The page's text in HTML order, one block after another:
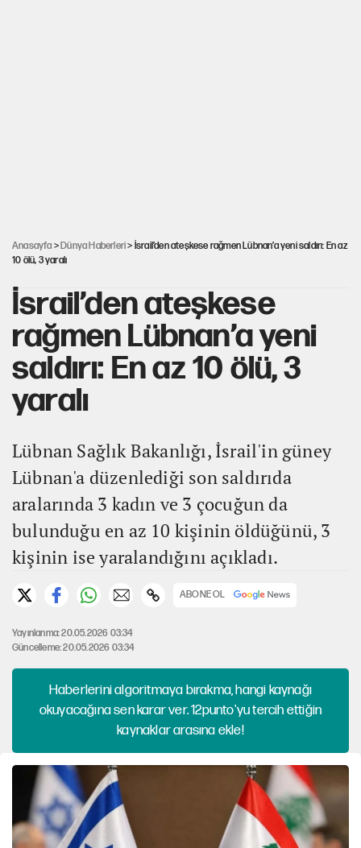
Anasayfa >Dünya Haberleri> İsrail’den ateşkese rağmen Lübnan’a yeni saldırı: En az
10 ölü, 3 yaralı
İsrail’den ateşkese
rağmen Lübnan’a yeni
saldırı: En az 10 ölü, 3
yaralı
Lübnan Sağlık Bakanlığı, İsrail'in güney
Lübnan'a düzenlediği son saldırıda
aralarında 3 kadın ve 3 çocuğun da
bulunduğu en az 10 kişinin öldüğünü, 3
kişinin ise yaralandığını açıkladı.
ABONE OL
Yayınlanma: 20.05.2026 03:34
Güncelleme: 20.05.2026 03:34
Haberlerini algoritmaya bırakma, hangi kaynağı
okuyacağına sen karar ver. 12punto'yu tercih ettiğin
kaynaklar arasına ekle!